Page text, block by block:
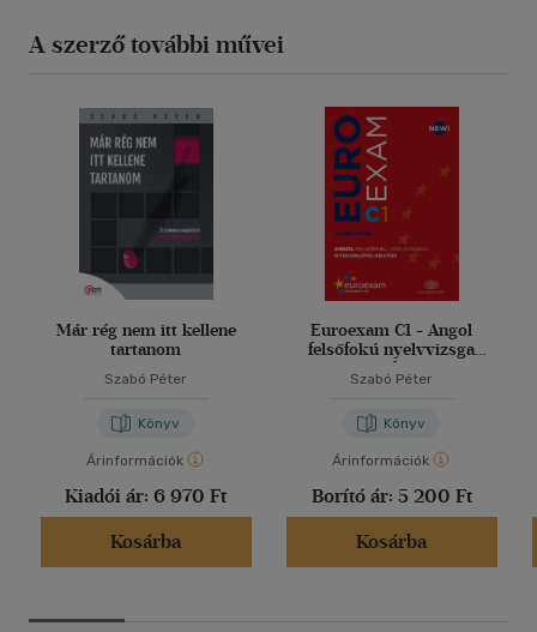
A szerző további művei
Már rég nem itt kellene
tartanom
Szabó Péter
Könyv
Árinformációk
Kiadói ár: 6 970 Ft
Kosárba
Euroexam C1 - Angol
felsőfokú nyelvvizsga
gyakorlófeladatok
Szabó Péter
Könyv
Árinformációk
Borító ár: 5 200 Ft
Kosárba